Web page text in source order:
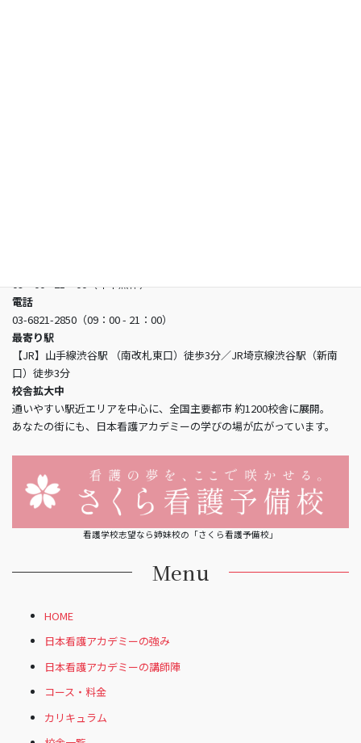
09：00 - 21：00（年中無休）
電話
03-6821-2850（09：00 - 21：00）
最寄り駅
【JR】山手線渋谷駅 （南改札東口）徒歩3分／JR埼京線渋谷駅（新南
口）徒歩3分
校舎拡大中
通いやすい駅近エリアを中心に、全国主要都市 約1200校舎に展開。
あなたの街にも、日本看護アカデミーの学びの場が広がっています。
看護学校志望なら姉妹校の「さくら看護予備校」
Menu
HOME
日本看護アカデミーの強み
日本看護アカデミーの講師陣
コース・料金
カリキュラム